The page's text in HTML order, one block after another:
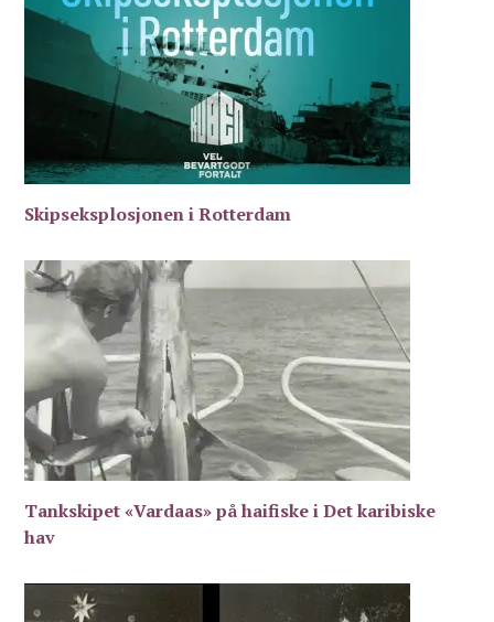
Skipseksplosjonen i Rotterdam
Tankskipet «Vardaas» på haifiske i Det karibiske
hav